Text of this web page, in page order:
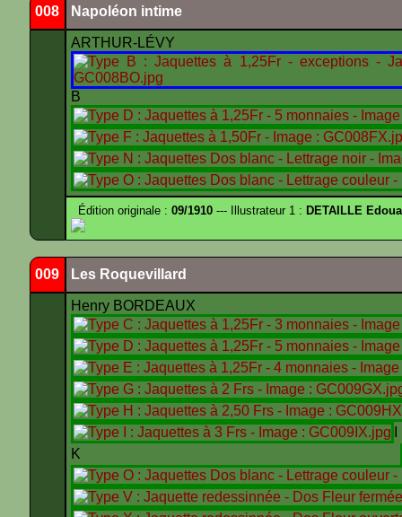
008 Napoléon intime
ARTHUR-LÉVY
B
Édition originale : 09/1910 --- Illustrateur 1 : DETAILLE
009 Les Roquevillard
Henry BORDEAUX
K